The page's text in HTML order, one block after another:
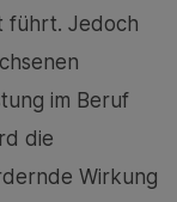
führt. Jedoch
im Beruf
die
Wirkung